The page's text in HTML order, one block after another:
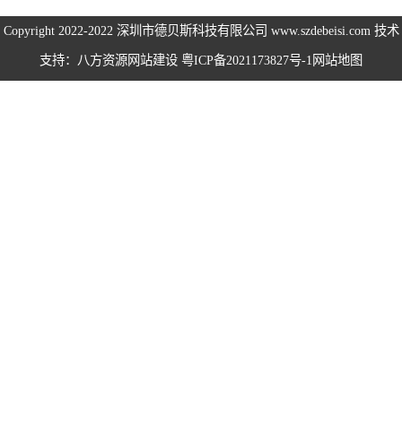
Copyright 2022-2022 深圳市德贝斯科技有限公司 www.szdebeisi.com 技术
支持：八方资源网站建设 粤ICP备2021173827号-1 网站地图
系列
废纸打包机系列
海绵打包机系列